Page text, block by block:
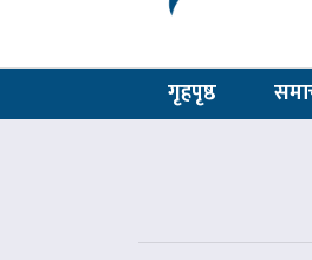
गृहपृष्ठ